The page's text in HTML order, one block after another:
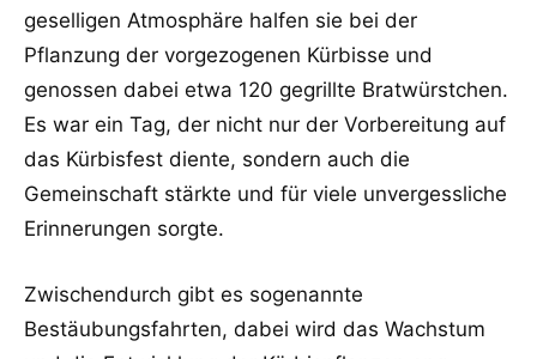
geselligen Atmosphäre halfen sie bei der
Pflanzung der vorgezogenen Kürbisse und
genossen dabei etwa 120 gegrillte Bratwürstchen.
Es war ein Tag, der nicht nur der Vorbereitung auf
das Kürbisfest diente, sondern auch die
Gemeinschaft stärkte und für viele unvergessliche
Erinnerungen sorgte.
Zwischendurch gibt es sogenannte
Bestäubungsfahrten, dabei wird das Wachstum